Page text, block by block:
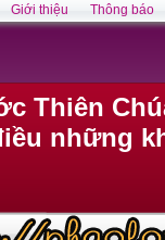
Thiên
những
Thông báo
Giới thiệu